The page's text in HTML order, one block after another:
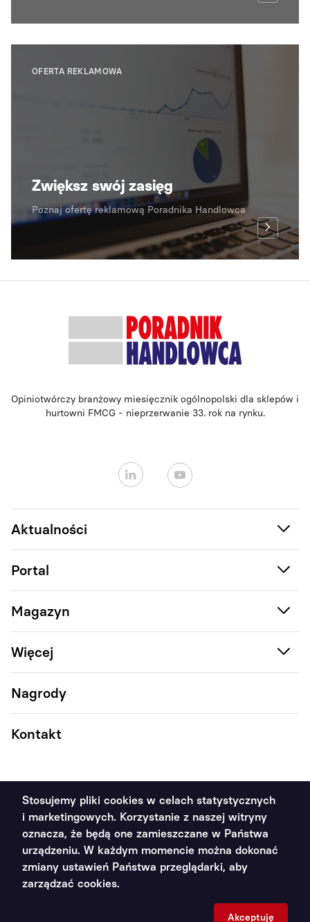
OFERTA REKLAMOWA
Zwiększ swój zasięg
Poznaj ofertę reklamową Poradnika Handlowca
Opiniotwórczy branżowy miesięcznik ogólnopolski dla sklepów i
hurtowni FMCG - nieprzerwanie 33. rok na rynku.
Aktualności
Portal
Magazyn
Więcej
Nagrody
Kontakt
2011 - 2026 Poradnik Handlowca ©. Wszystkie prawa
zastrzeżone
Polityka prywatności
Stosujemy pliki cookies w celach statystycznych
i marketingowych. Korzystanie z naszej witryny
oznacza, że będą one zamieszczane w Państwa
urządzeniu. W każdym momencie można dokonać
zmiany ustawień Państwa przeglądarki, aby
zarządzać cookies.
Akceptuję